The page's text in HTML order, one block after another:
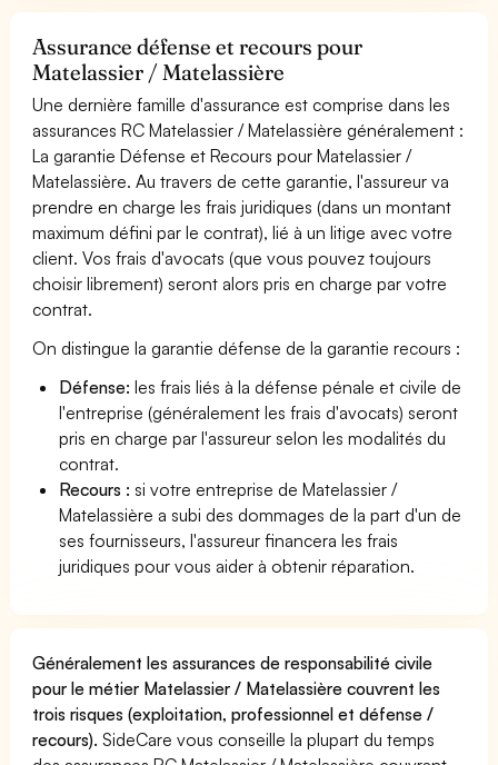
Assurance défense et recours pour
Matelassier / Matelassière
Une dernière famille d'assurance est comprise dans les
assurances RC Matelassier / Matelassière généralement :
La garantie Défense et Recours pour Matelassier /
Matelassière. Au travers de cette garantie, l'assureur va
prendre en charge les frais juridiques (dans un montant
maximum défini par le contrat), lié à un litige avec votre
client. Vos frais d'avocats (que vous pouvez toujours
choisir librement) seront alors pris en charge par votre
contrat.
On distingue la garantie défense de la garantie recours :
Défense: les frais liés à la défense pénale et civile de
l'entreprise (généralement les frais d'avocats) seront
pris en charge par l'assureur selon les modalités du
contrat.
Recours : si votre entreprise de Matelassier /
Matelassière a subi des dommages de la part d'un de
ses fournisseurs, l'assureur financera les frais
juridiques pour vous aider à obtenir réparation.
Généralement les assurances de responsabilité civile
pour le métier Matelassier / Matelassière couvrent les
trois risques (exploitation, professionnel et défense /
recours). SideCare vous conseille la plupart du temps